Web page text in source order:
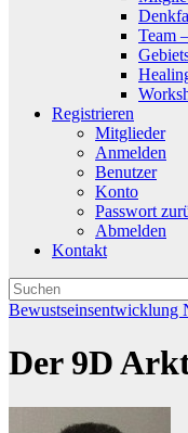
Team
Registrieren
Mitglieder
Anmelden
Benutzer
Konto
Passwort
Abmelden
Kontakt
Bewustseinsentwicklung
Der 9D